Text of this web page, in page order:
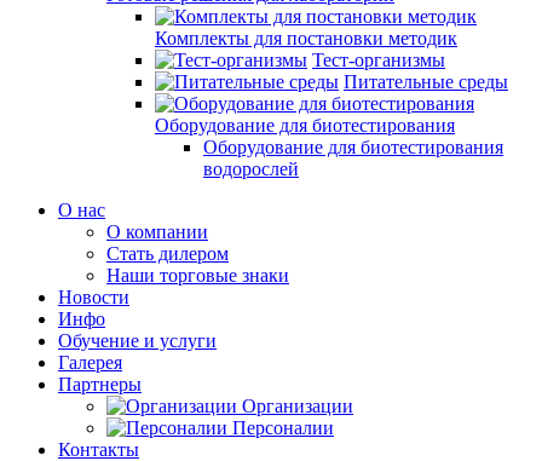
Комплекты для постановки методик
Тест-организмы
Питательные среды
Оборудование для биотестирования
Оборудование для биотестирования
водорослей
О нас
О компании
Стать дилером
Наши торговые знаки
Новости
Инфо
Обучение и услуги
Галерея
Партнеры
Организации
Персоналии
Контакты